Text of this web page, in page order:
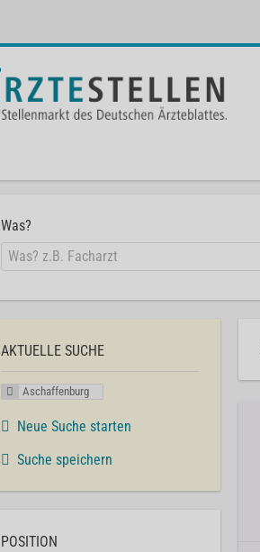
Was?
AKTUELLE SUCHE
Aschaffenburg
Neue Suche starten
Suche speichern
POSITION